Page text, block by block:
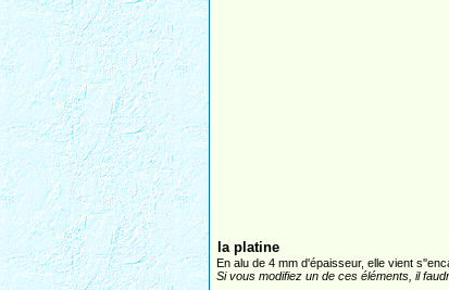
la platine
En alu de 4 mm d'épaisseur, elle vient
Si vous modifiez un de ces éléments, il